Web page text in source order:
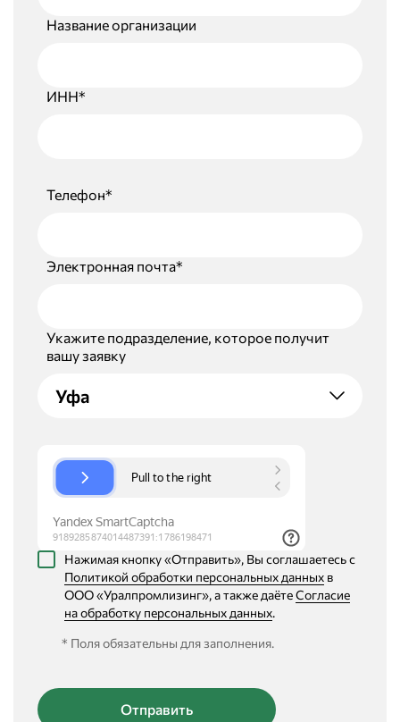
Название организации
ИНН*
Телефон*
Электронная почта*
Укажите подразделение, которое получит
вашу заявку
Уфа
Нажимая кнопку «Отправить», Вы соглашаетесь с
Политикой обработки персональных данных
ООО «Уралпромлизинг», а также даётеСогласие
на обработку персональных данных.
* Поля обязательны для заполнения.